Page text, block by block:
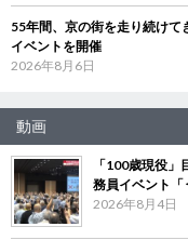
55年間、京の街を走り続け
イベントを開催
2026年8月6日
動画
「100歳現役
務員イベント「
2026年8月4日